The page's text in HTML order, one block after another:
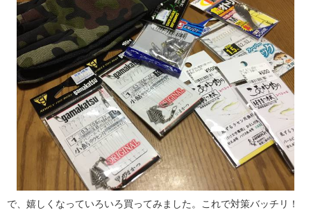
で、嬉しくなっていろいろ買ってみました。これで対策バッチリ！